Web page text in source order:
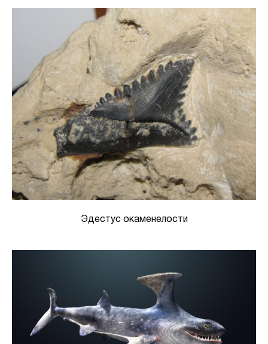
Эдестус окаменелости